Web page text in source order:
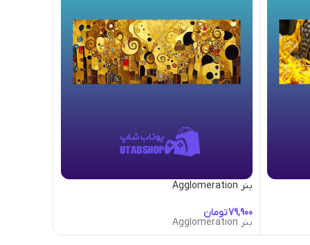
بنر Agglomeration
تومان
بنر Agglomeration